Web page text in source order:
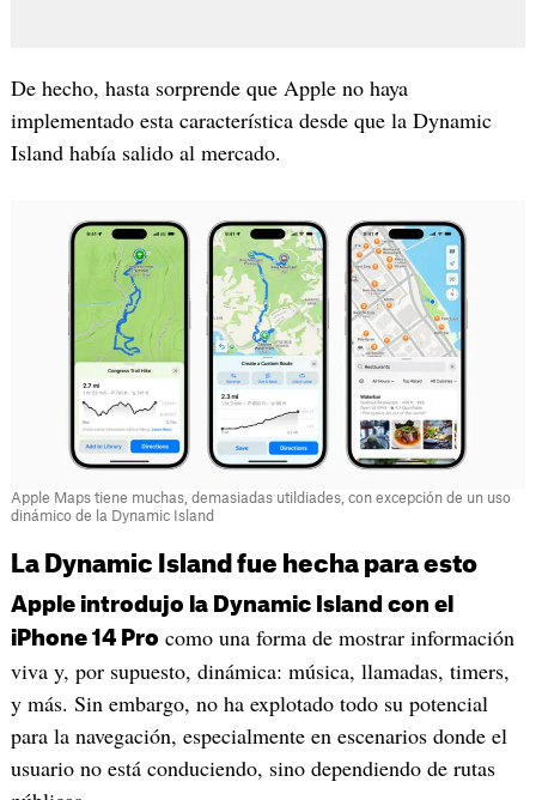
De hecho, hasta sorprende que Apple no haya
implementado esta característica desde que la Dynamic
Island había salido al mercado.
Apple Maps tiene muchas, demasiadas utildiades, con excepción de un uso
dinámico de la Dynamic Island
La Dynamic Island fue hecha para esto
Apple introdujo la Dynamic Island con el
iPhone 14 Pro como una forma de mostrar información
viva y, por supuesto, dinámica: música, llamadas, timers,
y más. Sin embargo, no ha explotado todo su potencial
para la navegación, especialmente en escenarios donde el
usuario no está conduciendo, sino dependiendo de rutas